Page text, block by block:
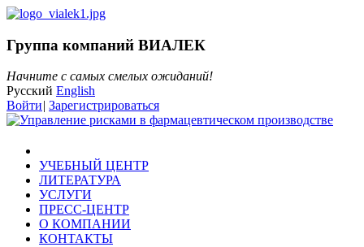
Группа компаний ВИАЛЕК
Начните с самых смелых ожиданий!
Русский English
Войти| Зарегистрироваться
УЧЕБНЫЙ ЦЕНТР
ЛИТЕРАТУРА
УСЛУГИ
ПРЕСС-ЦЕНТР
О КОМПАНИИ
КОНТАКТЫ